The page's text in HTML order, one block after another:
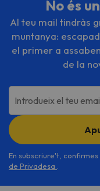
No és
Al teu mail tindràs
muntanya:
el primer a
de la
Introdueix el teu
En subscriure't,
de Privadesa